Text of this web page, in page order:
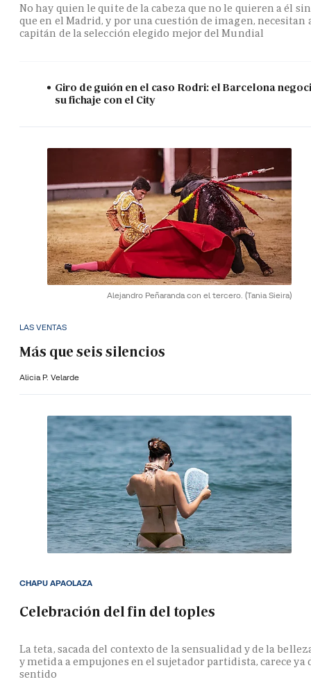
No hay quien le quite de la cabeza que no le quieren a él
que en el Madrid, y por una cuestión de imagen, necesitan
capitán de la selección elegido mejor del Mundial
Giro de guión en el caso Rodri: el Barcelona
su fichaje con el City
Alejandro Peñaranda con el tercero. (Tania Sieira)
LAS VENTAS
Más que seis silencios
Alicia P. Velarde
Celebración del fin del toples
La teta, sacada del contexto de la sensualidad y de la
y metida a empujones en el sujetador partidista, carece ya
sentido
CHAPU APAOLAZA